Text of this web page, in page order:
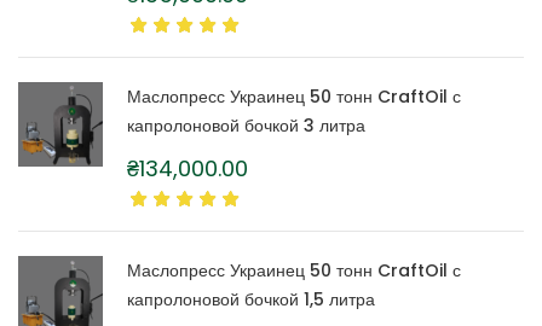
Маслопресс Украинец 50 тонн CraftOil с
капролоновой бочкой 3 литра
₴134,000.00
Маслопресс Украинец 50 тонн CraftOil с
капролоновой бочкой 1,5 литра